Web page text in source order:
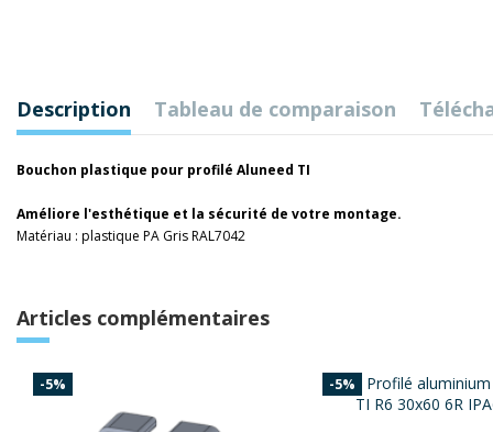
Description Tableau de comparaison
Bouchon plastique pour profilé Aluneed TI
Améliore l'esthétique et la sécurité de votre montage.
Matériau : plastique PA Gris RAL7042
Articles complémentaires
-5% -5%